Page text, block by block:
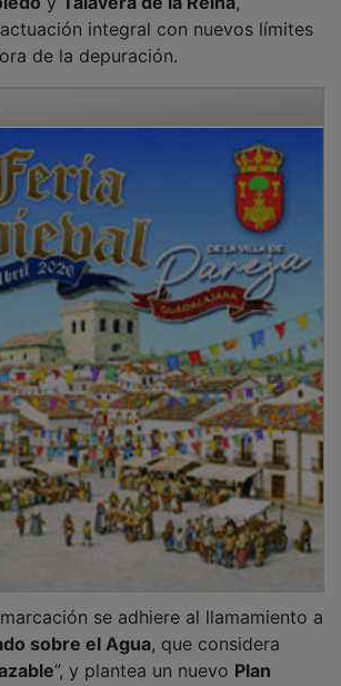
integral con nuevos límites
de la depuración.
sobre el Agua, que considera
”, y plantea un nuevoPlan
y la reforma de la Ley de Aguas